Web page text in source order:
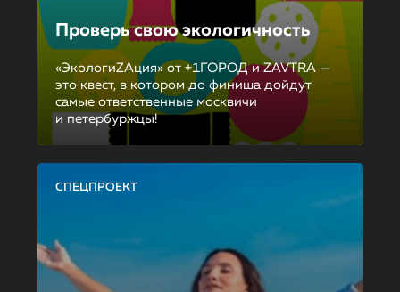
Проверь свою экологичность
«ЭкологиZAция» от +1ГОРОД и ZAVTRA —
это квест, в котором до финиша дойдут
самые ответственные москвичи
и петербуржцы!
СПЕЦПРОЕКТ